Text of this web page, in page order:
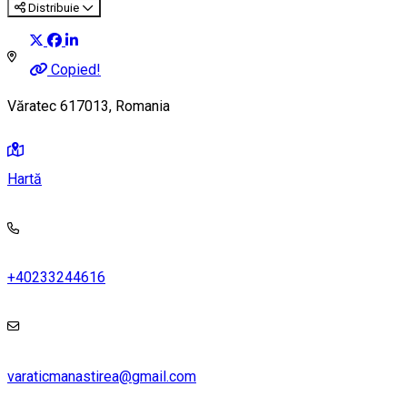
Distribuie
Copied!
Văratec 617013, Romania
Hartă
+40233244616
varaticmanastirea@gmail.com